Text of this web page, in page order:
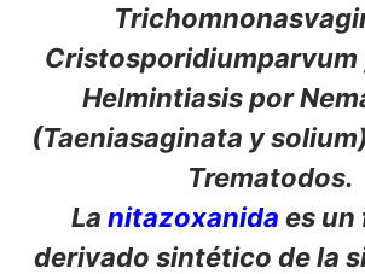
Cristosporidiumparvum
Helmintiasis por
(Taeniasaginata y
Trematodos.
La nitazoxanida es un
derivado sintético de la